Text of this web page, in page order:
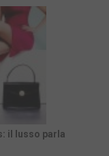
il lusso parla